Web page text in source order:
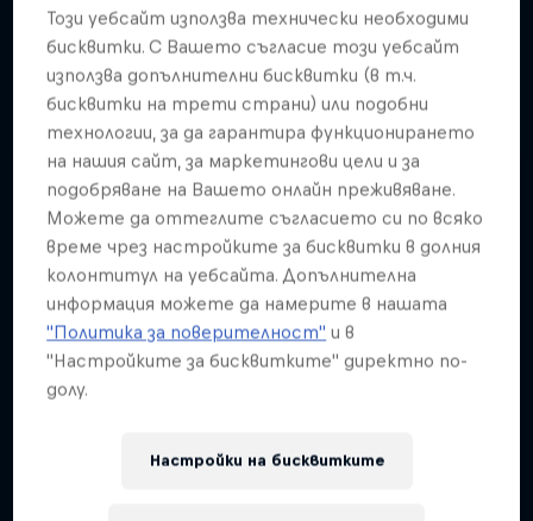
Подобни
Този уебсайт използва технически необходими
бисквитки. С Вашето съгласие този уебсайт
използва допълнителни бисквитки (в т.ч.
бисквитки на трети страни) или подобни
технологии, за да гарантира функционирането
на нашия сайт, за маркетингови цели и за
подобряване на Вашето онлайн преживяване.
Можете да оттеглите съгласието си по всяко
време чрез настройките за бисквитки в долния
колонтитул на уебсайта. Допълнителна
информация можете да намерите в нашата
"Политика за поверителност" и в
"Настройките за бисквитките" директно по-
долу.
Настройки на бисквитките